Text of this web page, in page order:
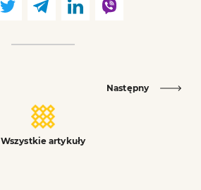
Wszystkie artykuły
Następny